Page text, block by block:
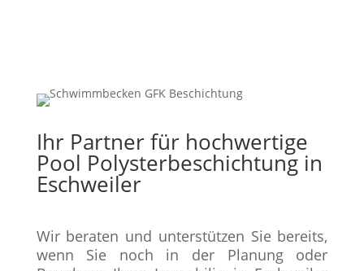
Ihr Partner für hochwertige
Pool Polysterbeschichtung in
Eschweiler
Wir beraten und unterstützen Sie bereits,
wenn Sie noch in der Planung oder